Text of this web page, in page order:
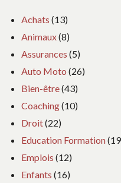
Achats (13)
Animaux(8)
Assurances (5)
Auto Moto (26)
Bien-être(43)
Coaching(10)
Droit(22)
Education Formation
Emplois (12)
Enfants (16)